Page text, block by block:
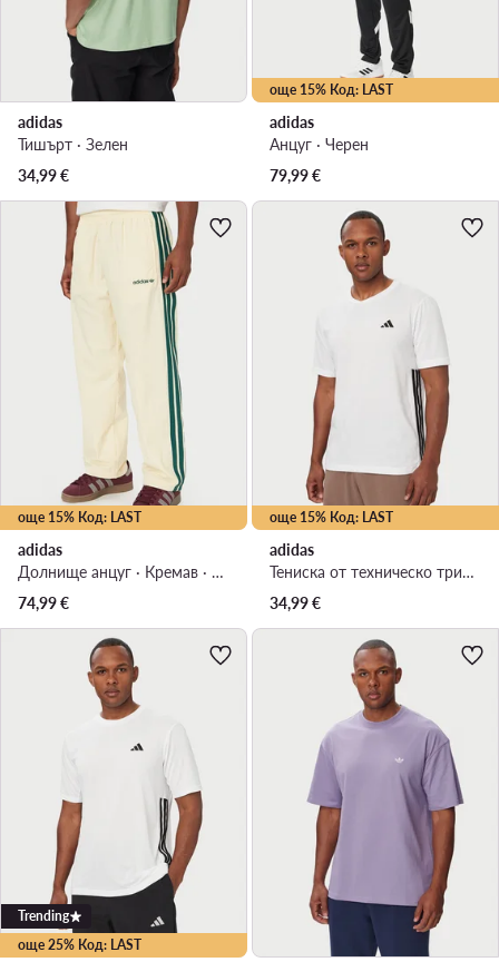
adidas
Тишърт · Зелен
34,99€
още 15% Код: LAST
adidas
Анцуг · Черен
79,99€
още 15% Код: LAST
adidas
Долнище анцуг · Кремав · Regular Fit
74,99€
още 15% Код: LAST
adidas
Тениска от техническо трико · Бял
34,99€
още 25% Код: LAST
Trending